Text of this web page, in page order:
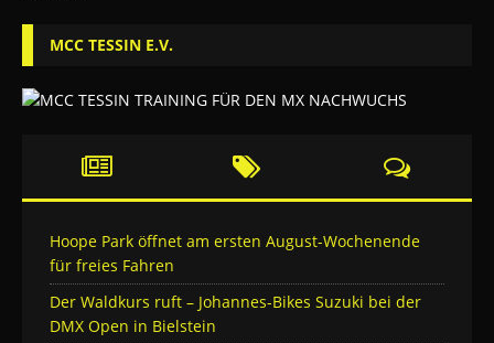
MCC TESSIN E.V.
Hoope Park öffnet am ersten August-Wochenende
für freies Fahren
Der Waldkurs ruft – Johannes-Bikes Suzuki bei der
DMX Open in Bielstein